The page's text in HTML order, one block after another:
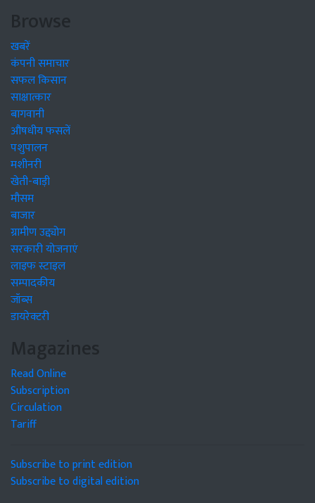
Browse
खबरें
कंपनी समाचार
सफल किसान
साक्षात्कार
बागवानी
औषधीय फसलें
पशुपालन
मशीनरी
खेती-बाड़ी
मौसम
बाजार
ग्रामीण उद्द्योग
सरकारी योजनाएं
लाइफ स्टाइल
सम्पादकीय
जॉब्स
डायरेक्टरी
Magazines
Read Online
Subscription
Circulation
Tariff
Subscribe to print edition
Subscribe to digital edition